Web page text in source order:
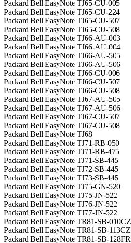
Packard Bell EasyNote TJ65-CU-005
Packard Bell EasyNote TJ65-CU-224
Packard Bell EasyNote TJ65-CU-507
Packard Bell EasyNote TJ65-CU-508
Packard Bell EasyNote TJ66-AU-003
Packard Bell EasyNote TJ66-AU-004
Packard Bell EasyNote TJ66-AU-505
Packard Bell EasyNote TJ66-AU-506
Packard Bell EasyNote TJ66-CU-006
Packard Bell EasyNote TJ66-CU-507
Packard Bell EasyNote TJ66-CU-508
Packard Bell EasyNote TJ67-AU-505
Packard Bell EasyNote TJ67-AU-506
Packard Bell EasyNote TJ67-CU-507
Packard Bell EasyNote TJ67-CU-508
Packard Bell EasyNote TJ68
Packard Bell EasyNote TJ71-RB-050
Packard Bell EasyNote TJ71-RB-475
Packard Bell EasyNote TJ71-SB-445
Packard Bell EasyNote TJ72-SB-445
Packard Bell EasyNote TJ73-SB-445
Packard Bell EasyNote TJ75-GN-520
Packard Bell EasyNote TJ75-JN-522
Packard Bell EasyNote TJ76-JN-522
Packard Bell EasyNote TJ77-JN-522
Packard Bell EasyNote TR81-SB-010CZ
Packard Bell EasyNote TR81-SB-113CZ
Packard Bell EasyNote TR81-SB-128FR